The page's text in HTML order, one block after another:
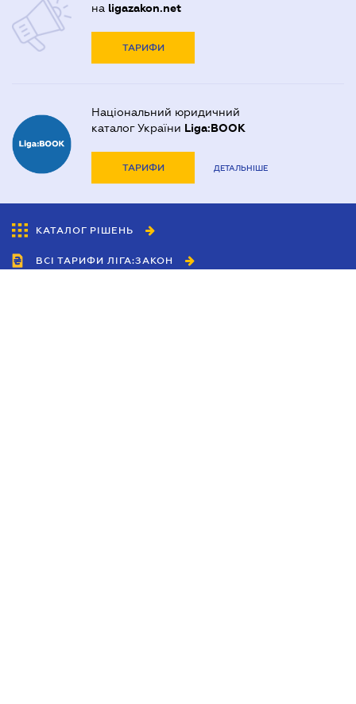
на ligazakon.net
ТАРИФИ
Національний юридичний
каталог України Liga:BOOK
ТАРИФИ ДЕТАЛЬНІШЕ
КАТАЛОГ РІШЕНЬ
ВСІ ТАРИФИ ЛІГА:ЗАКОН